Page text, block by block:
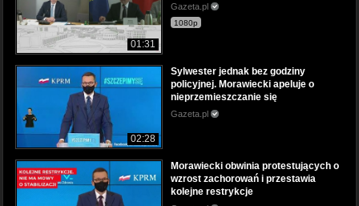
01:31
Gazeta.pl
1080p
02:28
Sylwester jednak bez godziny
policyjnej. Morawiecki apeluje o
nieprzemieszczanie się
Gazeta.pl
Morawiecki obwinia protestujących o
wzrost zachorowań i przestawia
kolejne restrykcje